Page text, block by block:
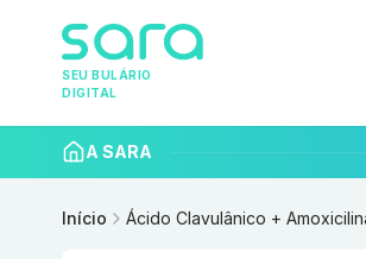
SEU BULÁRIO
DIGITAL
A SARA
Início Ácido Clavulânico +